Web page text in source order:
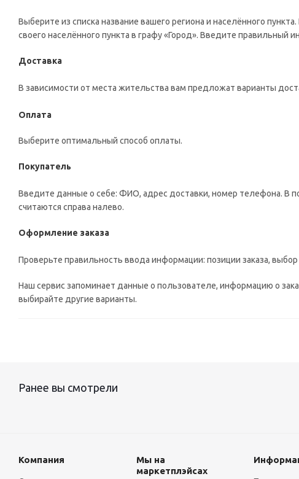
Выберите из списка название вашего региона и населённого
своего населённого пункта в графу «Город». Введите правильный
Доставка
В зависимости от места жительства вам предложат варианты
Оплата
Выберите оптимальный способ оплаты.
Покупатель
Введите данные о себе: ФИО, адрес доставки, номер телефона. В
считаются справа налево.
Оформление заказа
Проверьте правильность ввода информации: позиции заказа,
Наш сервис запоминает данные о пользователе, информацию о
выбирайте другие варианты.
Ранее вы смотрели
Компания
Мы на
маркетплэйсах